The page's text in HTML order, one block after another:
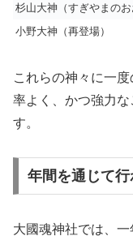
杉山大神（すぎやまのお
小野大神（再登場）
これらの神々に一
率よく、かつ強力
す。
年間を通じて
大國魂神社では、